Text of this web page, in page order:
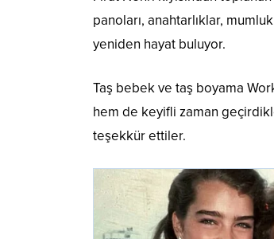
panoları, anahtarlıklar,
yeniden hayat buluyor.
Taş bebek ve taş boyama
hem de keyifli zaman
teşekkür ettiler.